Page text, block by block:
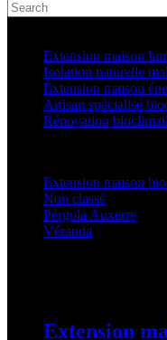
Extension maison
Isolation naturelle
Extension maison
Artisan spécialisé
Rénovation
Extension maison
Non classé
Pergola Auxerre
Véranda
Extension